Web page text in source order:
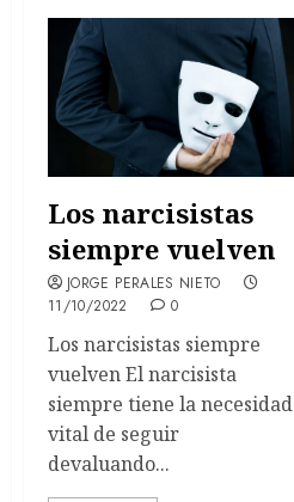
Los narcisistas
siempre vuelven
JORGE PERALES NIETO
11/10/2022
0
Los narcisistas siempre
vuelven El narcisista
siempre tiene la necesidad
vital de seguir
devaluando...